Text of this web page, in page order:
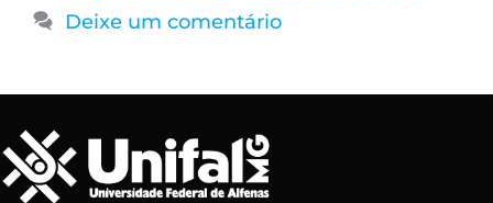
Deixe um comentário